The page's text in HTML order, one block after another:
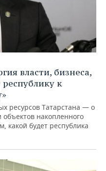
власти, бизнеса,
к
ресурсов Татарстана — о
объектов накопленного
какой будет республика